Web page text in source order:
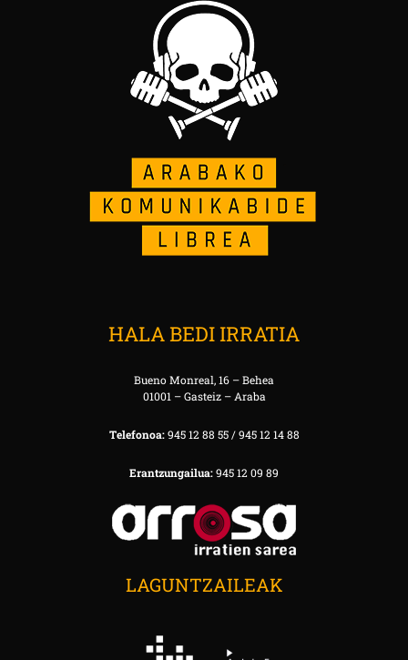
HALA BEDI IRRATIA
Bueno Monreal, 16 – Behea
01001 – Gasteiz – Araba
Telefonoa:945 12 88 55 / 945 12 14 88
Erantzungailua:945 12 09 89
LAGUNTZAILEAK